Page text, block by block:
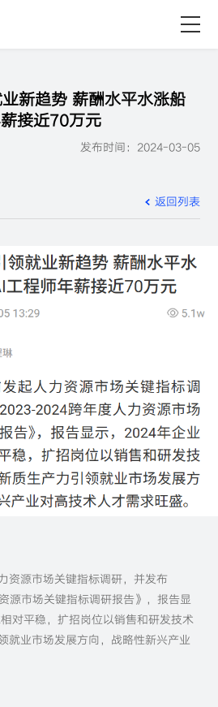
新趋势 薪酬水平水涨船
接近70万元
发布时间：2024-03-05
返回列表
资源市场关键指标调研，并发布
源市场关键指标调研报告》，报告显
对平稳，扩招岗位以销售和研发技术
就业市场发展方向，战略性新兴产业